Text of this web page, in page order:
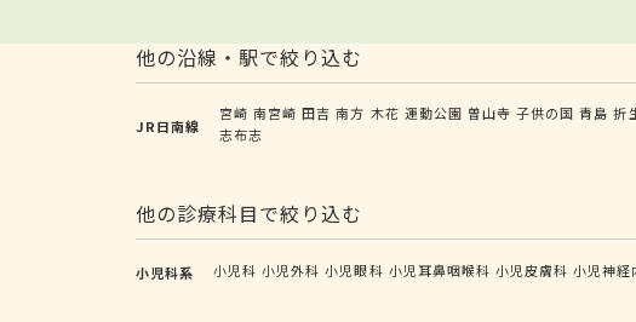
他の沿線・駅で絞り込む
JR日南線
宮崎 南宮崎 田吉 南方 木花 運動公園 曽山寺 子供の国 青島 折
志布志
他の診療科目で絞り込む
小児科系 小児科 小児外科 小児眼科 小児耳鼻咽喉科 小児皮膚科 小児神経